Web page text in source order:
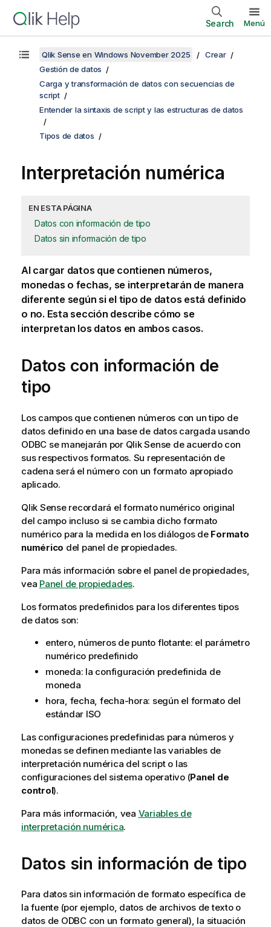
Search Menú
Qlik Sense en Windows November 2025
Crear
Gestión de datos
Carga y transformación de datos con secuencias de
script
Entender la sintaxis de script y las estructuras de datos
Tipos de datos
Interpretación numérica
EN ESTA PÁGINA
Datos con información de tipo
Datos sin información de tipo
Al cargar datos que contienen números,
monedas o fechas, se interpretarán de manera
diferente según si el tipo de datos está definido
o no. Esta sección describe cómo se
interpretan los datos en ambos casos.
Datos con información de
tipo
Los campos que contienen números con un tipo de
datos definido en una base de datos cargada usando
ODBC se manejarán por Qlik Sense de acuerdo con
sus respectivos formatos. Su representación de
cadena será el número con un formato apropiado
aplicado.
Qlik Senserecordará el formato numérico original
del campo incluso si se cambia dicho formato
numérico para la medida en los diálogos de Formato
numérico del panel de propiedades.
Para más información sobre el panel de propiedades,
vea Panel de propiedades.
Los formatos predefinidos para los diferentes tipos
de datos son:
entero, números de punto flotante: el parámetro
numérico predefinido
moneda: la configuración predefinida de
moneda
hora, fecha, fecha-hora: según el formato del
estándar ISO
Las configuraciones predefinidas para números y
monedas se definen mediante las variables de
interpretación numérica del script o las
configuraciones del sistema operativo (Panel de
control).
Para más información, vea Variables de
interpretación numérica.
Datos sin información de tipo
Para datos sin información de formato específica de
la fuente (por ejemplo, datos de archivos de texto o
datos de ODBCcon un formato general), la situación